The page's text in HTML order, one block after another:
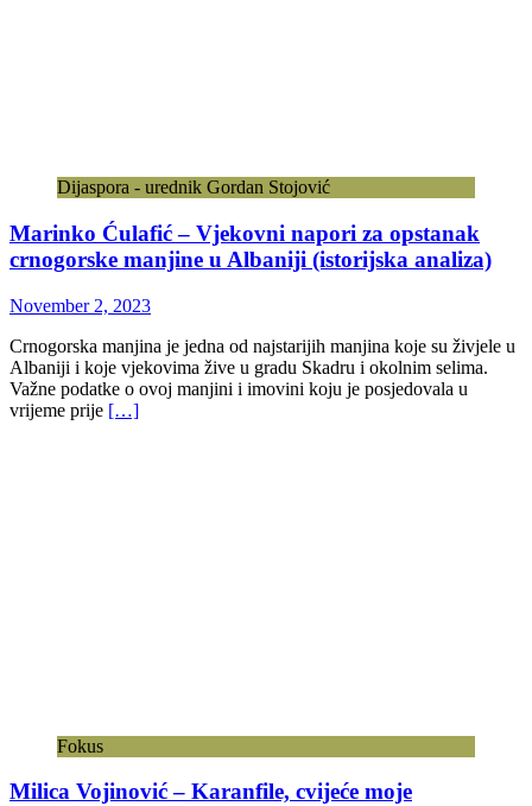
Dijaspora - urednik Gordan Stojović
Marinko Ćulafić – Vjekovni napori za opstanak
crnogorske manjine u Albaniji (istorijska analiza)
November 2, 2023
Crnogorska manjina je jedna od najstarijih manjina koje su živjele u
Albaniji i koje vjekovima žive u gradu Skadru i okolnim selima.
Važne podatke o ovoj manjini i imovini koju je posjedovala u
vrijeme prije […]
Fokus
Milica Vojinović – Karanfile, cvijeće moje